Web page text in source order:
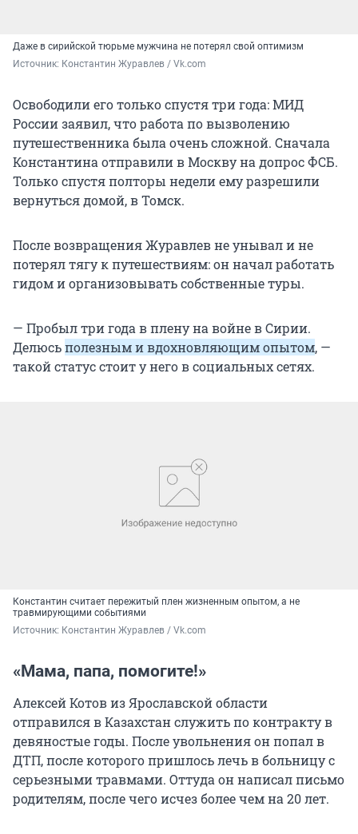
Даже в сирийской тюрьме мужчина не потерял свой оптимизм
Источник: Константин Журавлев / Vk.com
Освободили его только спустя три года: МИД
России заявил, что работа по вызволению
путешественника была очень сложной. Сначала
Константина отправили в Москву на допрос ФСБ.
Только спустя полторы недели ему разрешили
вернуться домой, в Томск.
После возвращения Журавлев не унывал и не
потерял тягу к путешествиям: он начал работать
гидом и организовывать собственные туры.
— Пробыл три года в плену на войне в Сирии.
Делюсьполезным и вдохновляющим опытом, —
такой статус стоит у него в социальных сетях.
Константин считает пережитый плен жизненным опытом, а не
травмирующими событиями
Источник: Константин Журавлев / Vk.com
«Мама, папа, помогите!»
Алексей Котов из Ярославской области
отправился в Казахстан служить по контракту в
девяностые годы. После увольнения он попал в
ДТП, после которого пришлось лечь в больницу с
серьезными травмами. Оттуда он написал письмо
родителям, после чего исчез более чем на 20 лет.